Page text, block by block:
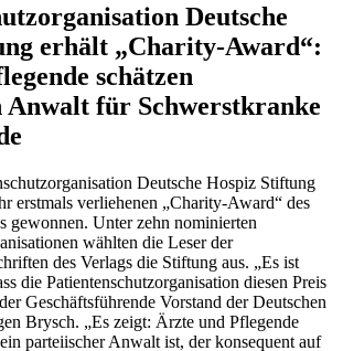
Deutsche
erhält „Charity-Award“:
schätzen
Anwalt für Schwerstkranke
Deutsche Hospiz Stiftung
erstmals verliehenen „Charity-Award“ des
gewonnen. Unter zehn nominierten
wählten die Leser der
des Verlags die Stiftung aus. „Es ist
die Patientenschutzorganisation diesen Preis
Geschäftsführende Vorstand der Deutschen
Brysch. „Es zeigt: Ärzte und Pflegende
parteiischer Anwalt ist, der konsequent auf